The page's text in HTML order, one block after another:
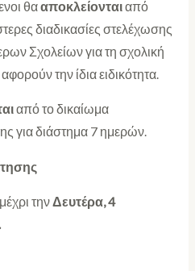
θααποκλείονταιαπό
διαδικασίες στελέχωσης
Σχολείων για τη σχολική
την ίδια ειδικότητα.
από το δικαίωμα
για διάστημα 7 ημερών.
τηνΔευτέρα, 4